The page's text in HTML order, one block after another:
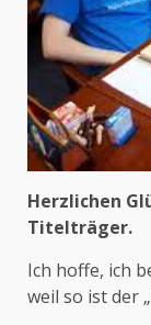
Herzlichen
Titelträger.
Ich hoffe, ich
weil so ist der